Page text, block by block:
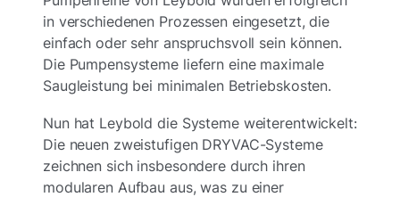
in verschiedenen Prozessen eingesetzt, die
einfach oder sehr anspruchsvoll sein können.
Die Pumpensysteme liefern eine maximale
Saugleistung bei minimalen Betriebskosten.
Nun hat Leybold die Systeme weiterentwickelt:
Die neuen zweistufigen DRYVAC-Systeme
zeichnen sich insbesondere durch ihren
modularen Aufbau aus, was zu einer